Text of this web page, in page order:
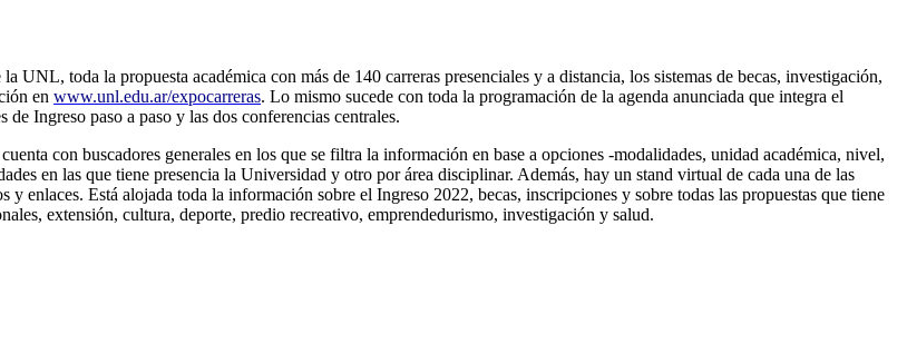
UNL, toda la propuesta académica con más de 140 carreras presenciales y a distancia, los sistemas de becas, investigación,
en www.unl.edu.ar/expocarreras. Lo mismo sucede con toda la programación de la agenda anunciada que integra el
Ingreso paso a paso y las dos conferencias centrales.
con buscadores generales en los que se filtra la información en base a opciones -modalidades, unidad académica, nivel,
en las que tiene presencia la Universidad y otro por área disciplinar. Además, hay un stand virtual de cada una de las
enlaces. Está alojada toda la información sobre el Ingreso 2022, becas, inscripciones y sobre todas las propuestas que tiene
extensión, cultura, deporte, predio recreativo, emprendedurismo, investigación y salud.